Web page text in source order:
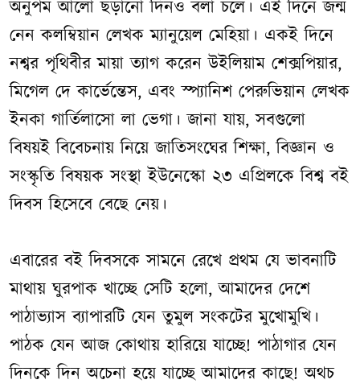
অনুপম আলো ছড়ানো দিনও বলা চলে। এই দিনে জন্ম
নেন কলম্বিয়ান লেখক ম্যানুয়েল মেহিয়া। একই দিনে
নশ্বর পৃথিবীর মায়া ত্যাগ করেন উইলিয়াম শেক্সপিয়ার,
মিগেল দে কার্ভেন্তেস, এবং স্প্যানিশ পেরুভিয়ান লেখক
ইনকা গার্তিলাসো লা ভেগা। জানা যায়, সবগুলো
বিষয়ই বিবেচনায় নিয়ে জাতিসংঘের শিক্ষা, বিজ্ঞান ও
সংস্কৃতি বিষয়ক সংস্থা ইউনেস্কো ২৩ এপ্রিলকে বিশ্ব বই
দিবস হিসেবে বেছে নেয়।
এবারের বই দিবসকে সামনে রেখে প্রথম যে ভাবনাটি
মাথায় ঘুরপাক খাচ্ছে সেটি হলো, আমাদের দেশে
পাঠাভ্যাস ব্যাপারটি যেন তুমুল সংকটের মুখোমুখি।
পাঠক যেন আজ কোথায় হারিয়ে যাচ্ছে! পাঠাগার যেন
দিনকে দিন অচেনা হয়ে যাচ্ছে আমাদের কাছে! অথচ